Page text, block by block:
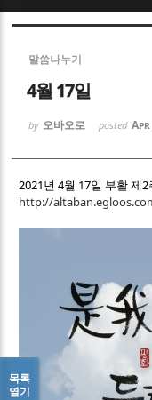
말씀나누기
4월 17일
by 오바오로 posted Apr
2021년 4월 17일 부활 제
http://
목록
열기